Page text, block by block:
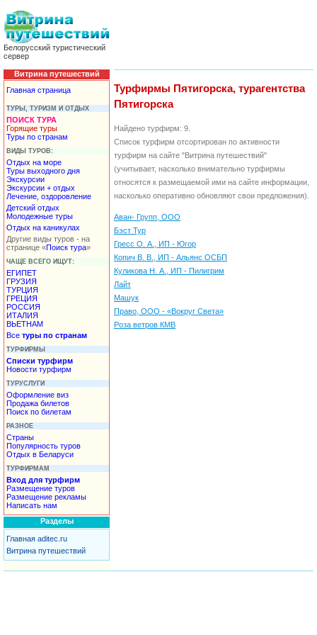
Белорусский туристический
сервер
Витрина путешествий
Главная страница
ТУРЫ, ТУРИЗМ И ОТДЫХ
ПОИСК ТУРА
Горящие туры
Туры по странам
ВИДЫ ТУРОВ:
Отдых на море
Туры выходного дня
Экскурсии
Экскурсии + отдых
Лечение, оздоровление
Детский отдых
Молодежные туры
Отдых на каникулах
Другие виды туров - на
странице «Поиск тура»
ЧАЩЕ ВСЕГО ИЩУТ:
ЕГИПЕТ
ГРУЗИЯ
ТУРЦИЯ
ГРЕЦИЯ
РОССИЯ
ИТАЛИЯ
ВЬЕТНАМ
Все туры по странам
ТУРФИРМЫ
Списки турфирм
Новости турфирм
ТУРУСЛУГИ
Оформление виз
Продажа билетов
Поиск по билетам
РАЗНОЕ
Страны
Популярность туров
Отдых в Беларуси
ТУРФИРМАМ
Вход для турфирм
Размещение туров
Размещение рекламы
Написать нам
Разделы
Главная aditec.ru
Витрина путешествий
Турфирмы Пятигорска, турагентства
Пятигорска
Найдено турфирм: 9.
Список турфирм отсортирован по активности
турфирм на сайте "Витрина путешествий"
(учитывает, насколько внимательно турфирмы
относятся к размещаемой ими на сайте информации,
насколько оперативно обновляют свои предложения).
Аван- Групп, ООО
Бэст Тур
Гресс О. А., ИП - Югор
Копич В. В., ИП - Альянс ОСБП
Куликова Н. А., ИП - Пилигрим
Лайт
Машук
Право, ООО - «Вокруг Света»
Роза ветров КМВ